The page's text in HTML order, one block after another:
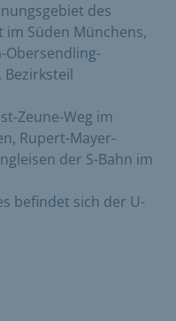
des
im Süden Münchens,
Obersendling-
Zeune-Weg im
Rupert-Mayer-
der S-Bahn im
befindet sich der U-